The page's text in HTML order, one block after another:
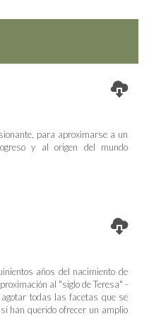
para aproximarse a un
y al origen del mundo
años del nacimiento de
al "siglo de Teresa" -
todas las facetas que se
han querido ofrecer un amplio